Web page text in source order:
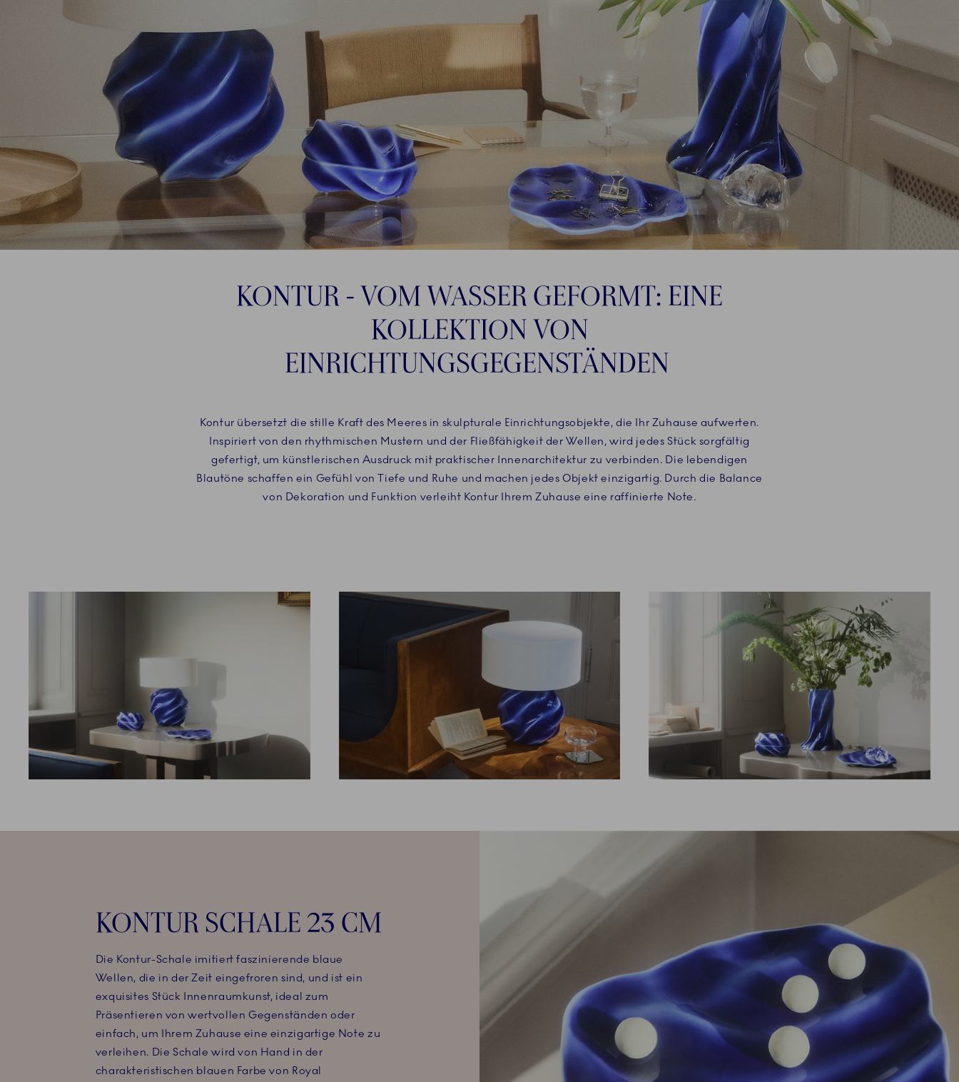
KONTUR - VOM WASSER GEFORMT: EINE
KOLLEKTION VON
EINRICHTUNGSGEGENSTÄNDEN ​
Kontur übersetzt die stille Kraft des Meeres in skulpturale Einrichtungsobjekte, die Ihr Zuhause aufwerten.
Inspiriert von den rhythmischen Mustern und der Fließfähigkeit der Wellen, wird jedes Stück sorgfältig
gefertigt, um künstlerischen Ausdruck mit praktischer Innenarchitektur zu verbinden. Die lebendigen
Blautöne schaffen ein Gefühl von Tiefe und Ruhe und machen jedes Objekt einzigartig. Durch die Balance
von Dekoration und Funktion verleiht Kontur Ihrem Zuhause eine raffinierte Note.
KONTUR SCHALE 23 CM
Die Kontur-Schale imitiert faszinierende blaue
Wellen, die in der Zeit eingefroren sind, und ist ein
exquisites Stück Innenraumkunst, ideal zum
Präsentieren von wertvollen Gegenständen oder
einfach, um Ihrem Zuhause eine einzigartige Note zu
verleihen. Die Schale wird von Hand in der
charakteristischen blauen Farbe von Royal